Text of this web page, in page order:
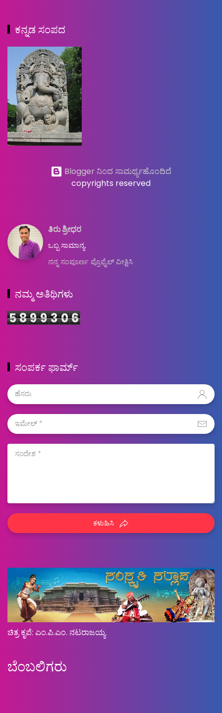
ಕನ್ನಡ ಸಂಪದ
Blogger ನಿಂದ ಸಾಮರ್ಥ್ಯಹೊಂದಿದೆ
copyrights reserved
ತಿರು ಶ್ರೀಧರ
ಒಬ್ಬ ಸಾಮಾನ್ಯ.
ನನ್ನ ಸಂಪೂರ್ಣ ಪ್ರೊಫೈಲ್ ವೀಕ್ಷಿಸಿ
ನಮ್ಮ ಅತಿಥಿಗಳು
589 9 306
ಸಂಪರ್ಕ ಫಾರ್ಮ್
ಕಳುಹಿಸಿ
ಚಿತ್ರ ಕೃಪೆ: ಎಂ.ಪಿ.ಎಂ. ನಟರಾಜಯ್ಯ
ಬೆಂಬಲಿಗರು